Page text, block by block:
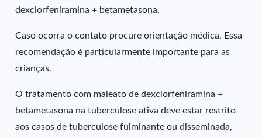
dexclorfeniramina + betametasona.
Caso ocorra o contato procure orientação médica. Essa
recomendação é particularmente importante para as
crianças.
O tratamento com maleato de dexclorfeniramina +
betametasona na tuberculose ativa deve estar restrito
aos casos de tuberculose fulminante ou disseminada,